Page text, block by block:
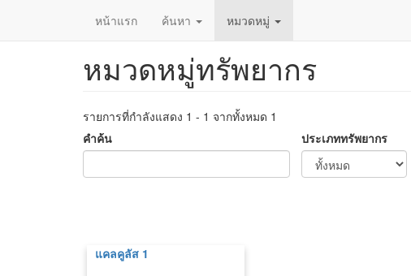
หน้าแรก ค้นหา หมวดหมู่
หมวดหมู่ทรัพยากร
รายการที่กำลังแสดง 1 - 1 จากทั้งหมด 1
คำค้น
ประเภททรัพยากร
แคลคูลัส 1